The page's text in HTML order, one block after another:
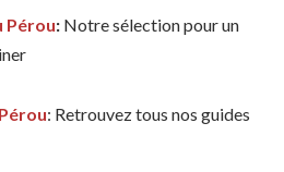
Pérou: Notre sélection pour un
: Retrouvez tous nos guides